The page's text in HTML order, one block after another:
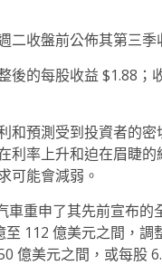
二收盤前公佈其第三季
後的每股收益 $1.88；
和預測受到投資者的密
利率上升和迫在眉睫的
可能會減弱。
車重申了其先前宣布的
至 112 億美元之間，調
億美元之間，或每股